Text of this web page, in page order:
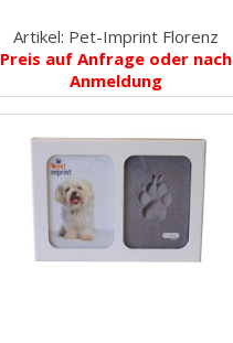
Artikel: Pet-Imprint Florenz
Preis auf Anfrage oder nach
Anmeldung